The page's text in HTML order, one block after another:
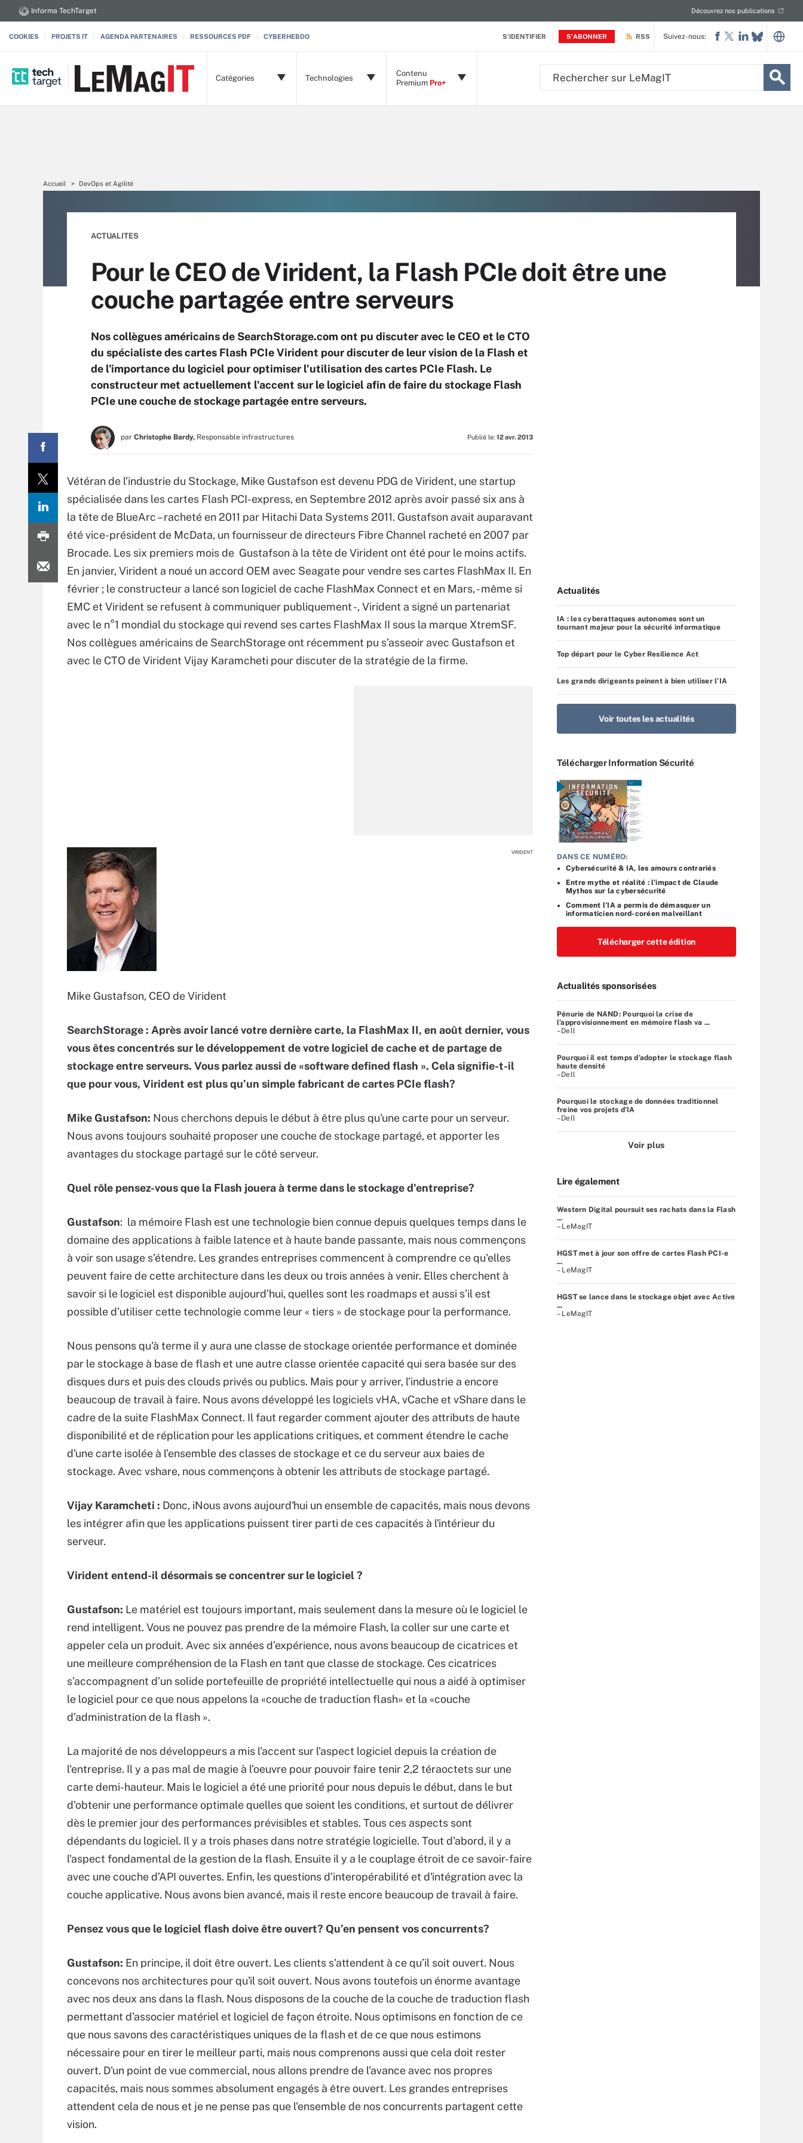
S'IDENTIFIER S'ABONNER
Informa TechTarget Découvrez nos publications
COOKIES PROJETS IT AGENDA PARTENAIRES RESSOURCES PDF CYBERHEBDO RSS
Catégories Technologies
Contenu
Premium Pro+
Suivez-nous:
Accueil DevOps et Agilité
ACTUALITES
Pour le CEO de Virident, la Flash PCIe doit être une
couche partagée entre serveurs
Nos collègues américains de SearchStorage.com ont pu discuter avec le CEO et le CTO
du spécialiste des cartes Flash PCIe Virident pour discuter de leur vision de la Flash et
de l'importance du logiciel pour optimiser l'utilisation des cartes PCIe Flash. Le
constructeur met actuellement l'accent sur le logiciel afin de faire du stockage Flash
PCIe une couche de stockage partagée entre serveurs.
par Christophe Bardy, Responsable infrastructures Publié le: 12 avr. 2013
Vétéran de l’industrie du Stockage, Mike Gustafson est devenu PDG de Virident, une startup
spécialisée dans les cartes Flash PCI-express, en Septembre 2012 après avoir passé six ans à
la tête de BlueArc – racheté en 2011 par Hitachi Data Systems 2011. Gustafson avait auparavant
été vice-président de McData, un fournisseur de directeurs Fibre Channel racheté en 2007 par
Brocade. Les six premiers mois de Gustafson à la tête de Virident ont été pour le moins actifs.
En janvier, Virident a noué un accord OEM avec Seagate pour vendre ses cartes FlashMax II. En
février ; le constructeur a lancé son logiciel de cache FlashMax Connect et en Mars, - même si
EMC et Virident se refusent à communiquer publiquement -, Virident a signé un partenariat
avec le n°1 mondial du stockage qui revend ses cartes FlashMax II sous la marque XtremSF.
Nos collègues américains de SearchStorage ont récemment pu s’asseoir avec Gustafson et
avec le CTO de Virident Vijay Karamcheti pour discuter de la stratégie de la firme.
VIRIDENT
Mike Gustafson, CEO de Virident
SearchStorage : Après avoir lancé votre dernière carte, la FlashMax II, en août dernier, vous
vous êtes concentrés sur le développement de votre logiciel de cache et de partage de
stockage entre serveurs. Vous parlez aussi de «software defined flash ». Cela signifie-t-il
que pour vous, Virident est plus qu’un simple fabricant de cartes PCIe flash?
Mike Gustafson: Nous cherchons depuis le début à être plus qu'une carte pour un serveur.
Nous avons toujours souhaité proposer une couche de stockage partagé, et apporter les
avantages du stockage partagé sur le côté serveur.
Quel rôle pensez-vous que la Flash jouera à terme dans le stockage d'entreprise?
Gustafson: la mémoire Flash est une technologie bien connue depuis quelques temps dans le
domaine des applications à faible latence et à haute bande passante, mais nous commençons
à voir son usage s’étendre. Les grandes entreprises commencent à comprendre ce qu'elles
peuvent faire de cette architecture dans les deux ou trois années à venir. Elles cherchent à
savoir si le logiciel est disponible aujourd’hui, quelles sont les roadmaps et aussi s’il est
possible d’utiliser cette technologie comme leur « tiers » de stockage pour la performance.
Nous pensons qu'à terme il y aura une classe de stockage orientée performance et dominée
par le stockage à base de flash et une autre classe orientée capacité qui sera basée sur des
disques durs et puis des clouds privés ou publics. Mais pour y arriver, l’industrie a encore
beaucoup de travail à faire. Nous avons développé les logiciels vHA, vCache et vShare dans le
cadre de la suite FlashMax Connect. Il faut regarder comment ajouter des attributs de haute
disponibilité et de réplication pour les applications critiques, et comment étendre le cache
d'une carte isolée à l’ensemble des classes de stockage et ce du serveur aux baies de
stockage. Avec vshare, nous commençons à obtenir les attributs de stockage partagé.
Vijay Karamcheti : Donc, iNous avons aujourd'hui un ensemble de capacités, mais nous devons
les intégrer afin que les applications puissent tirer parti de ces capacités à l'intérieur du
serveur.
Virident entend-il désormais se concentrer sur le logiciel ?
Gustafson: Le matériel est toujours important, mais seulement dans la mesure où le logiciel le
rend intelligent. Vous ne pouvez pas prendre de la mémoire Flash, la coller sur une carte et
appeler cela un produit. Avec six années d’expérience, nous avons beaucoup de cicatrices et
une meilleure compréhension de la Flash en tant que classe de stockage. Ces cicatrices
s’accompagnent d’un solide portefeuille de propriété intellectuelle qui nous a aidé à optimiser
le logiciel pour ce que nous appelons la «couche de traduction flash» et la «couche
d’administration de la flash ».
La majorité de nos développeurs a mis l'accent sur l'aspect logiciel depuis la création de
l'entreprise. Il y a pas mal de magie à l’oeuvre pour pouvoir faire tenir 2,2 téraoctets sur une
carte demi-hauteur. Mais le logiciel a été une priorité pour nous depuis le début, dans le but
d’obtenir une performance optimale quelles que soient les conditions, et surtout de délivrer
dès le premier jour des performances prévisibles et stables. Tous ces aspects sont
dépendants du logiciel. Il y a trois phases dans notre stratégie logicielle. Tout d'abord, il y a
l'aspect fondamental de la gestion de la flash. Ensuite il y a le couplage étroit de ce savoir-faire
avec une couche d’API ouvertes. Enfin, les questions d’interopérabilité et d'intégration avec la
couche applicative. Nous avons bien avancé, mais il reste encore beaucoup de travail à faire.
Pensez vous que le logiciel flash doive être ouvert? Qu’en pensent vos concurrents?
Gustafson: En principe, il doit être ouvert. Les clients s'attendent à ce qu’il soit ouvert. Nous
concevons nos architectures pour qu'il soit ouvert. Nous avons toutefois un énorme avantage
avec nos deux ans dans la flash. Nous disposons de la couche de la couche de traduction flash
permettant d’associer matériel et logiciel de façon étroite. Nous optimisons en fonction de ce
que nous savons des caractéristiques uniques de la flash et de ce que nous estimons
nécessaire pour en tirer le meilleur parti, mais nous comprenons aussi que cela doit rester
ouvert. D'un point de vue commercial, nous allons prendre de l’avance avec nos propres
capacités, mais nous sommes absolument engagés à être ouvert. Les grandes entreprises
attendent cela de nous et je ne pense pas que l'ensemble de nos concurrents partagent cette
vision.
Actualités
IA : les cyberattaques autonomes sont un
tournant majeur pour la sécurité informatique
Top départ pour le Cyber Resilience Act
Les grands dirigeants peinent à bien utiliser l’IA
Voir toutes les actualités
Télécharger Information Sécurité
DANS CE NUMÉRO:
Cybersécurité & IA, les amours contrariés
Entre mythe et réalité : l’impact de Claude
Mythos sur la cybersécurité
Comment l’IA a permis de démasquer un
informaticien nord-coréen malveillant
Télécharger cette édition
Actualités sponsorisées
Pénurie de NAND: Pourquoi la crise de
l’approvisionnement en mémoire flash va ...
–Dell
Pourquoi il est temps d’adopter le stockage flash
haute densité
–Dell
Pourquoi le stockage de données traditionnel
freine vos projets d’IA
–Dell
Voir plus
Lire également
Western Digital poursuit ses rachats dans la Flash
...
– LeMagIT
HGST met à jour son offre de cartes Flash PCI-e
...
– LeMagIT
HGST se lance dans le stockage objet avec Active
...
– LeMagIT